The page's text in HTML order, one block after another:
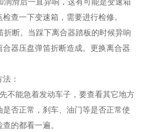
查一下变速箱，需要进行检修。
折断。当踩下离合器踏板的时候异响
合器压盘弹笛折断造成。更换离合器
：
不能急着发动车子，要查看其它地方
否正常，刹车、油门等是否正常使
的都看一遍。